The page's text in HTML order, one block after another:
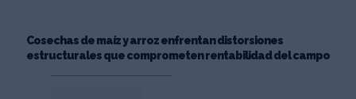
Cosechas de maíz y arroz enfrentan distorsiones
estructurales que comprometen rentabilidad del campo